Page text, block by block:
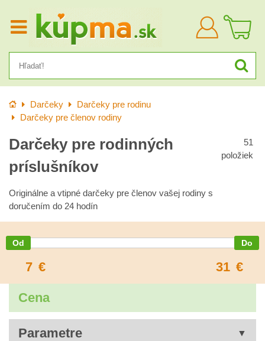
Prihlásiť
sa
Úvod Darčeky
Darčeky pre rodinu
Darčeky pre členov rodiny
Darčeky pre rodinných
príslušníkov
51
položiek
Originálne a vtipné darčeky pre členov vašej rodiny s
doručením do 24 hodín
7 € 31 €
Cena
Parametre